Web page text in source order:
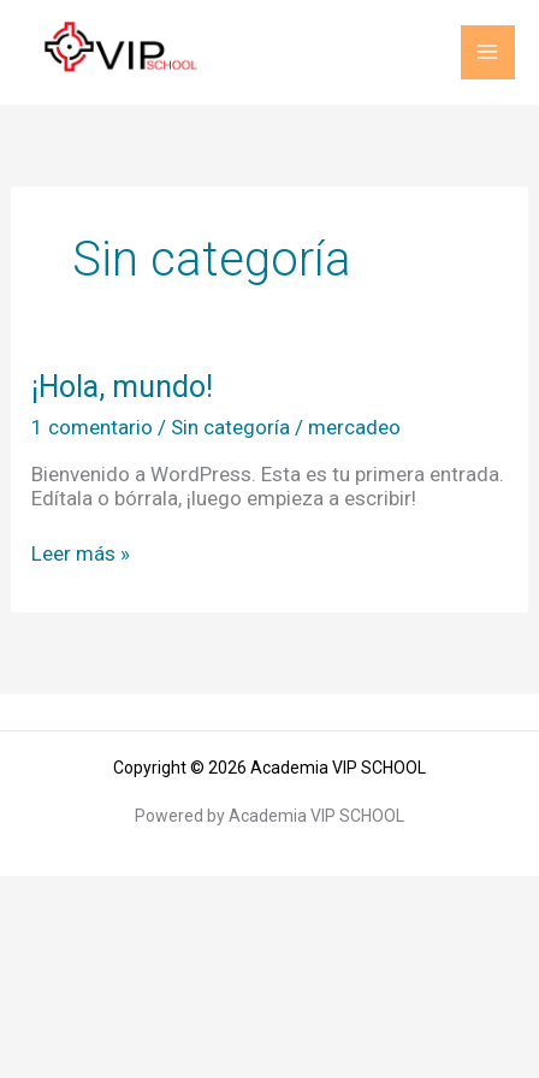
contenido
Sin categoría
¡Hola, mundo!
1 comentario / Sin categoría / mercadeo
Bienvenido a WordPress. Esta es tu primera entrada.
Edítala o bórrala, ¡luego empieza a escribir!
¡Hola,
mundo!
Leer más »
Copyright © 2026 Academia VIP SCHOOL
Powered by Academia VIP SCHOOL